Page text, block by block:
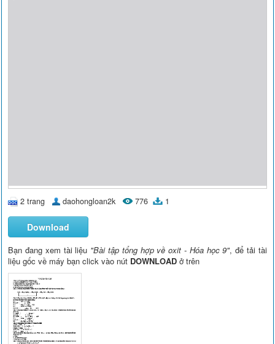
2 trang daohongloan2k 776 1
Download
Bạn đang xem tài liệu "Bài tập tổng hợp về oxit - Hóa học 9", để tải tài
liệu gốc về máy bạn click vào nút DOWNLOAD ở trên